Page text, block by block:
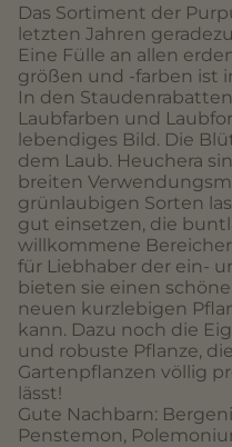
Das Sortiment der
letzten Jahren
Eine Fülle an allen
größen und -farben ist
In den
Laubfarben und
lebendiges Bild. Die
dem Laub. Heuchera
breiten
grünlaubigen Sorten
gut einsetzen, die
willkommene
für Liebhaber der ein-
bieten sie einen
neuen kurzlebigen
kann. Dazu noch die
und robuste Pflanze,
Gartenpflanzen völlig
lässt!
Gute Nachbarn:
Penstemon,